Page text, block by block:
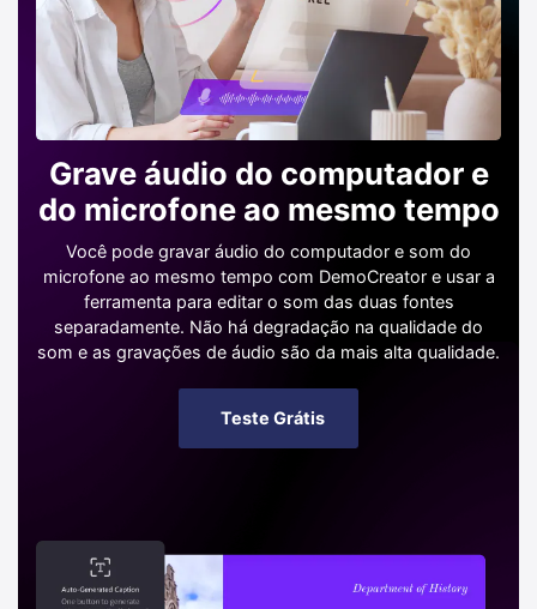
Grave áudio do computador e
do microfone ao mesmo tempo
Você pode gravar áudio do computador e som do
microfone ao mesmo tempo com DemoCreator e usar a
ferramenta para editar o som das duas fontes
separadamente. Não há degradação na qualidade do
som e as gravações de áudio são da mais alta qualidade.
Teste Grátis